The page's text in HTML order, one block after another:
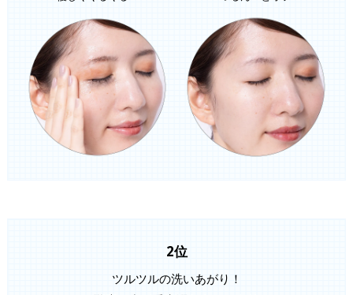
2位
ツルツルの洗いあがり！